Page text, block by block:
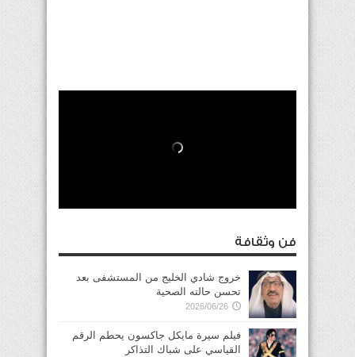
فن وثقافة
خروج شادي الخليج من المستشفى بعد
تحسن حالته الصحية
2026/06/26
فيلم سيرة مايكل جاكسون يحطم الرقم
القياسي على شباك التذاكر